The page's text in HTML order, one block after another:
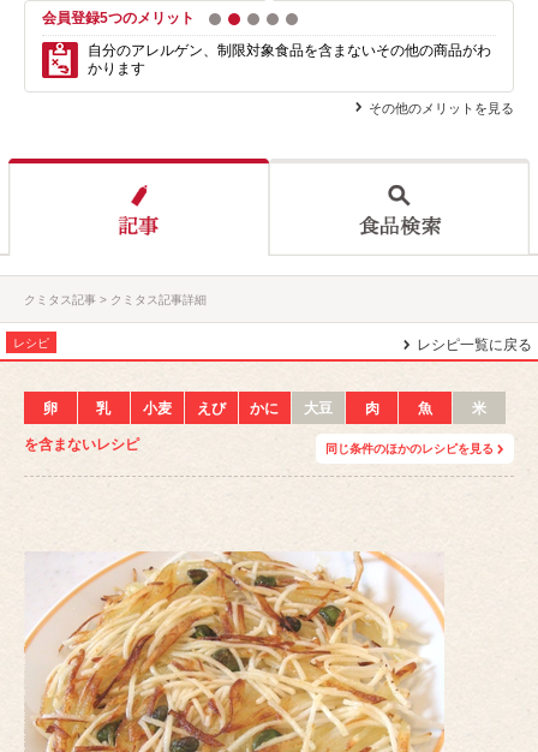
会員登録5つのメリット 1 2 3 4
自分のアレルゲン、制限対象食品を含まないその他の商品がわ
かります
その他のメリットを見る
クミタス記事 クミタス記事詳細
レシピ レシピ一覧に戻る
卵 乳 小麦 えび かに 大豆 肉 魚 米
を含まないレシピ 同じ条件のほかのレシピを見る